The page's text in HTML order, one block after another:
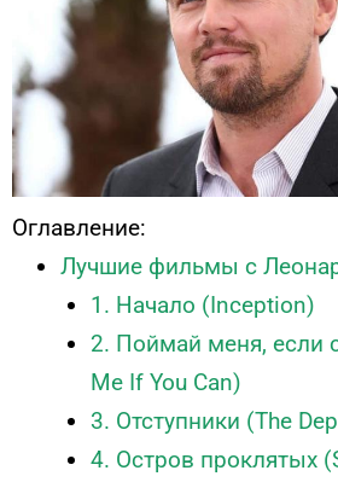
Оглавление:
Лучшие фильмы с
1. Начало (Inception)
2. Поймай меня, если
Me If You Can)
3. Отступники (The
4. Остров проклятых